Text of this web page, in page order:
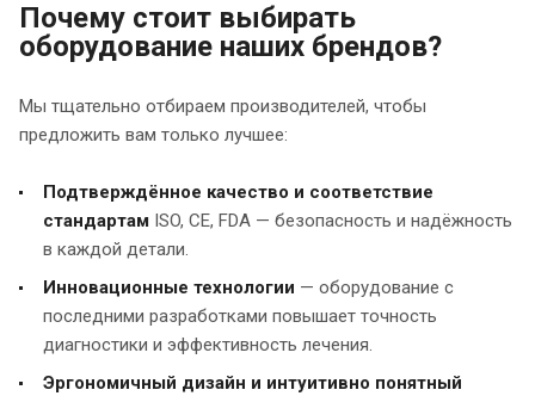
Почему стоит выбирать
оборудование наших брендов?
Мы тщательно отбираем производителей, чтобы
предложить вам только лучшее:
Подтверждённое качество и соответствие
стандартам ISO, CE, FDA — безопасность и надёжность
в каждой детали.
Инновационные технологии — оборудование с
последними разработками повышает точность
диагностики и эффективность лечения.
Эргономичный дизайн и интуитивно понятный